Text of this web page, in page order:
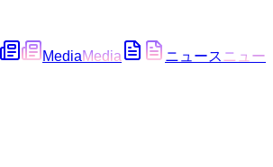
MediaMedia ニュース ニュー